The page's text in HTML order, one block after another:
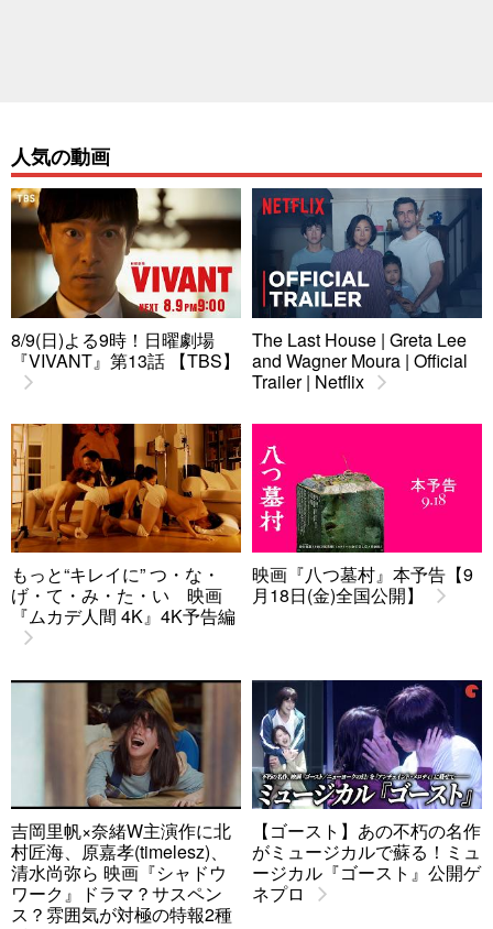
人気の動画
8/9(日)よる9時！日曜劇場
『VIVANT』第13話 【TBS】
The Last House | Greta Lee
and Wagner Moura | Official
Trailer | Netflix
もっと“キレイに” つ・な・
げ・て・み・た・い 映画
『ムカデ人間 4K』4K予告編
映画『八つ墓村』本予告【9
月18日(金)全国公開】
吉岡里帆×奈緒W主演作に北
村匠海、原嘉孝(timelesz)、
清水尚弥ら 映画『シャドウ
ワーク』ドラマ？サスペン
ス？雰囲気が対極の特報2種
【ゴースト】あの不朽の名作
がミュージカルで蘇る！ミュ
ージカル『ゴースト』公開ゲ
ネプロ